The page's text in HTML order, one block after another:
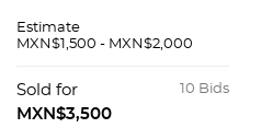
Estimate
MXN$1,500 - MXN$2,000
10 Bids
Sold for
MXN$3,500